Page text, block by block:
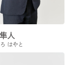
人
はやと